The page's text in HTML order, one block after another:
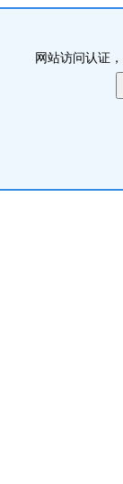
网站访问认证